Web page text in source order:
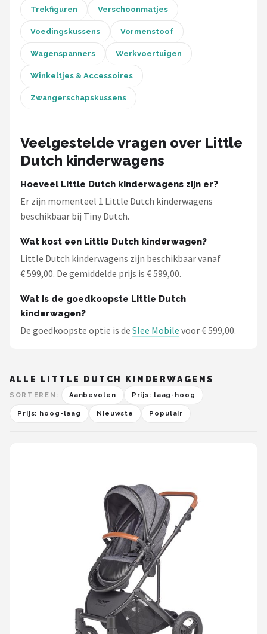
Trekfiguren Verschoonmatjes
Voedingskussens Vormenstoof
Wagenspanners Werkvoertuigen
Winkeltjes & Accessoires
Zwangerschapskussens
Veelgestelde vragen over Little
Dutch kinderwagens
Hoeveel Little Dutch kinderwagens zijn er?
Er zijn momenteel 1 Little Dutch kinderwagens
beschikbaar bij Tiny Dutch.
Wat kost een Little Dutch kinderwagen?
Little Dutch kinderwagens zijn beschikbaar vanaf
€ 599,00. De gemiddelde prijs is € 599,00.
Wat is de goedkoopste Little Dutch
kinderwagen?
De goedkoopste optie is de Slee Mobile voor € 599,00.
ALLE LITTLE DUTCH KINDERWAGENS
SORTEREN: Aanbevolen Prijs: laag-hoog
Prijs: hoog-laag Nieuwste Populair